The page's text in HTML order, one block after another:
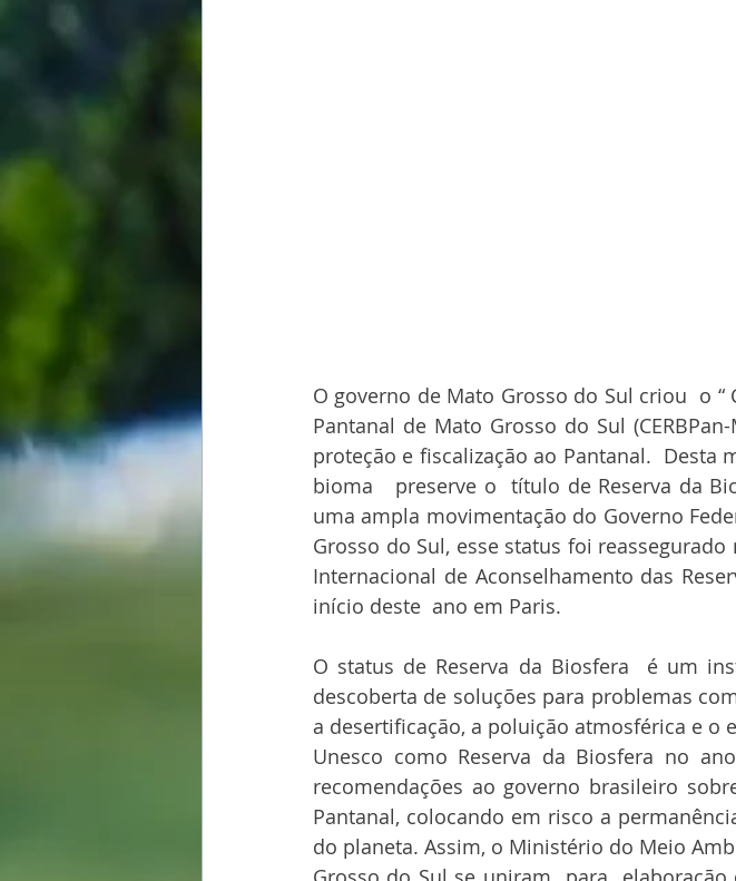
O governo de Mato Grosso do Sul criou  o
Pantanal de Mato Grosso do Sul
proteção e fiscalização ao Pantanal.  Desta
bioma   preserve o  título de Reserva da
uma ampla movimentação do Governo
Grosso do Sul, esse status foi reassegurado
Internacional de Aconselhamento das
início deste  ano em Paris.
O status de Reserva da Biosfera  é um
descoberta de soluções para problemas
a desertificação, a poluição atmosférica e o
Unesco como Reserva da Biosfera no
recomendações ao governo brasileiro
Pantanal, colocando em risco a
do planeta. Assim, o Ministério do Meio